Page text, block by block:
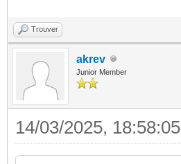
Trouver
akrev
Junior Member
14/03/2025, 18:58:05